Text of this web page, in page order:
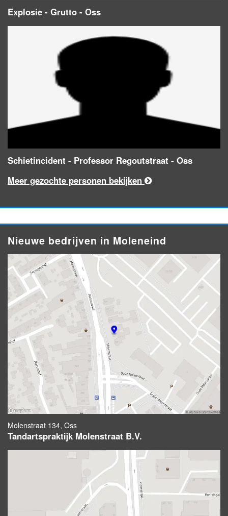
Explosie - Grutto - Oss
Schietincident - Professor Regoutstraat - Oss
Meer gezochte personen bekijken
Nieuwe bedrijven in Moleneind
Molenstraat 134, Oss
Tandartspraktijk Molenstraat B.V.